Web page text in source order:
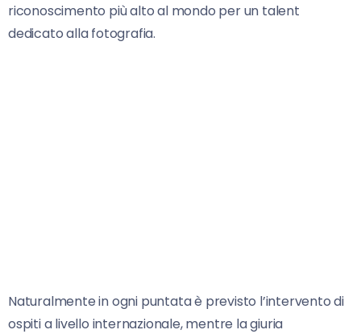
riconoscimento più alto al mondo per un talent
dedicato alla fotografia.
Naturalmente in ogni puntata è previsto l’intervento di
ospiti a livello internazionale, mentre la giuria